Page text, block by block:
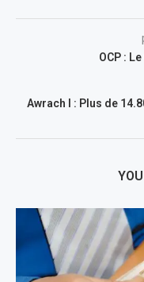
OCP :
Awrach I : Plus de